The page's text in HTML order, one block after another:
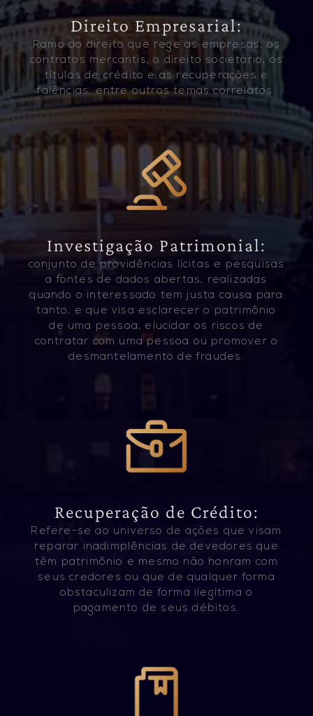
Direito Empresarial:
Ramo do direito que rege as empresas, os
contratos mercantis, o direito societário, os
títulos de crédito e as recuperações e
falências, entre outros temas correlatos.
Investigação Patrimonial:
conjunto de providências lícitas e pesquisas
a fontes de dados abertas, realizadas
quando o interessado tem justa causa para
tanto, e que visa esclarecer o patrimônio
de uma pessoa, elucidar os riscos de
contratar com uma pessoa ou promover o
desmantelamento de fraudes.
Recuperação de Crédito:
Refere-se ao universo de ações que visam
reparar inadimplências de devedores que
têm patrimônio e mesmo não honram com
seus credores ou que de qualquer forma
obstaculizam de forma ilegítima o
pagamento de seus débitos.